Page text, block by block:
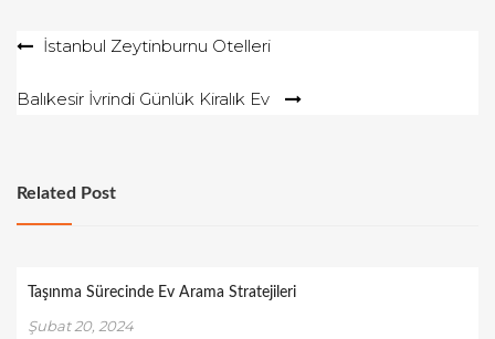
Yazıİstanbul Zeytinburnu Otelleri
Balıkesir İvrindi Günlük Kiralık Ev
Related Post
Taşınma Sürecinde Ev Arama Stratejileri
Şubat 20, 2024